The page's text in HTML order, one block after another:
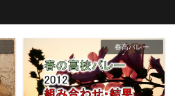
春高バレー